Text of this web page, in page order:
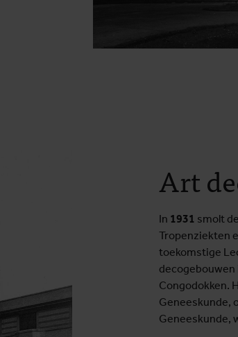
Art
In 1931 smolt
Tropenziekten
toekomstige
decogebouwen
Congodokken.
Geneeskunde,
Geneeskunde,